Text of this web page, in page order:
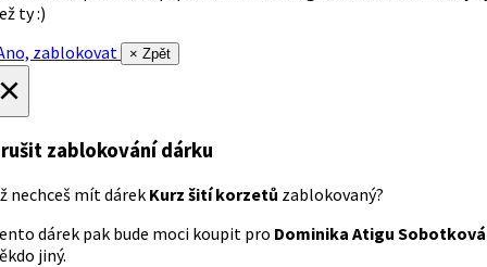
ty :)
zablokovat
× Zpět
zablokování dárku
nechceš mít dárek Kurz šití korzetů zablokovaný?
dárek pak bude moci koupit pro Dominika Atigu Sobotková
jiný.